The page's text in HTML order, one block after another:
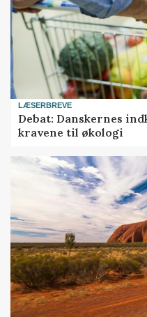
LÆSERBREVE
Debat: Danskernes
kravene til økologi